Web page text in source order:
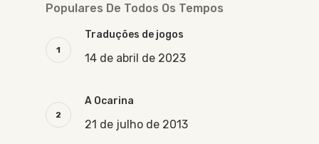
Populares De Todos Os Tempos
Traduções de jogos
14 de abril de 2023
A Ocarina
21 de julho de 2013